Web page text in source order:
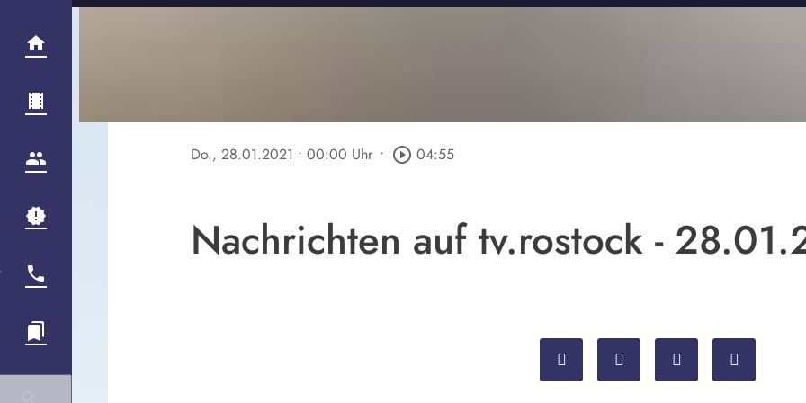
Do., 28.01.2021 • 00:00 Uhr • play_circle_outline 04:55
Nachrichten auf tv.rostock -